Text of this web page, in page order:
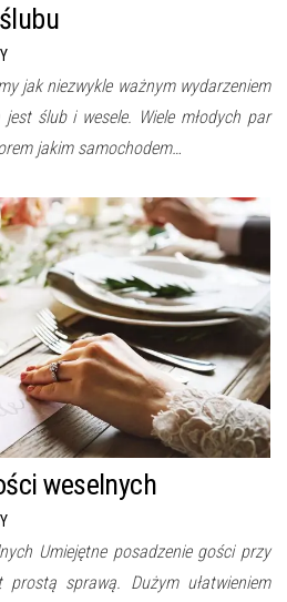
jak niezwykle ważnym wydarzeniem
ślub i wesele. Wiele młodych par
jakim samochodem…
weselnych
Umiejętne posadzenie gości przy
prostą sprawą. Dużym ułatwieniem